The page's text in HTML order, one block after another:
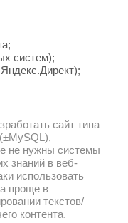
систем);
сайт типа
не нужны системы
знаний в веб-
использовать
проще в
текстов/
контента.